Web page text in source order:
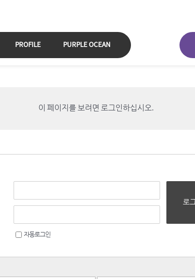
PROFILE PURPLE OCEAN
이 페이지를 보려면 로그인하십시오.
자동로그인
로